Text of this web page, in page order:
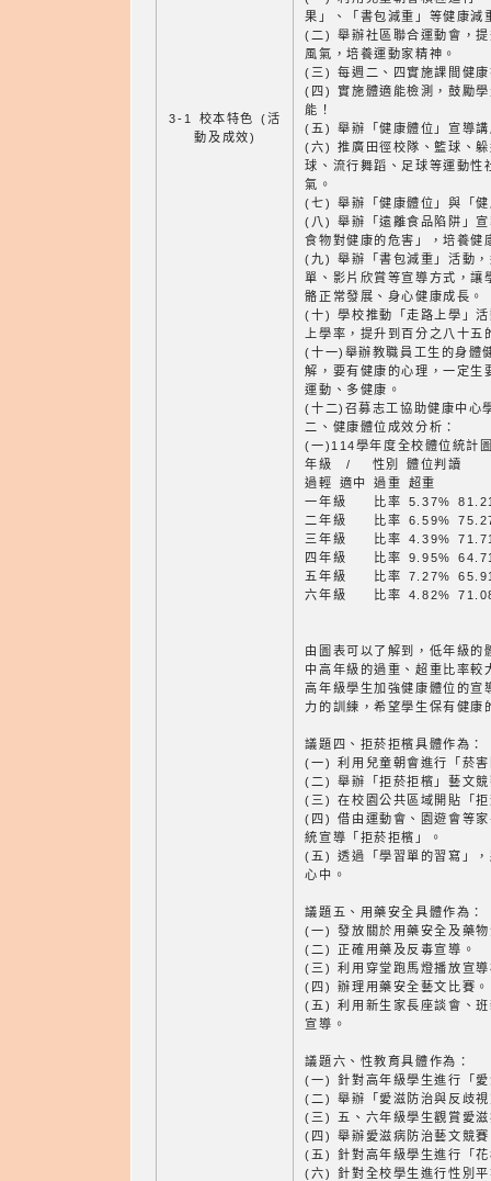
3-1 校本特色 (活
動及成效)
果」、「書包減重」等健康減
(二) 舉辦社區聯合運動會，
風氣，培養運動家精神。
(三) 每週二、四實施課間健
(四) 實施體適能檢測，鼓勵
能！
(五) 舉辦「健康體位」宣導
(六) 推廣田徑校隊、籃球、
球、流行舞蹈、足球等運動性
氣。
(七) 舉辦「健康體位」與「
(八) 舉辦「遠離食品陷阱」
食物對健康的危害」，培養健
(九) 舉辦「書包減重」活動
單、影片欣賞等宣導方式，讓
骼正常發展、身心健康成長。
(十) 學校推動「走路上學」
上學率，提升到百分之八十五
(十一)舉辦教職員工生的身體
解，要有健康的心理，一定生
運動、多健康。
(十二)召募志工協助健康中心
二、健康體位成效分析：
(一)114學年度全校體位統計
年級 / 性別 體位判讀
過輕 適中 過重 超重
一年級 比率 5.37%
二年級 比率 6.59%
三年級 比率 4.39%
四年級 比率 9.95%
五年級 比率 7.27%
六年級 比率 4.82%
由圖表可以了解到，低年級的
中高年級的過重、超重比率較
高年級學生加強健康體位的宣
力的訓練，希望學生保有健康
議題四、拒菸拒檳具體作為：
(一) 利用兒童朝會進行「菸
(二) 舉辦「拒菸拒檳」藝文
(三) 在校園公共區域開貼「
(四) 借由運動會、園遊會等
統宣導「拒菸拒檳」。
(五) 透過「學習單的習寫」
心中。
議題五、用藥安全具體作為：
(一) 發放關於用藥安全及藥
(二) 正確用藥及反毒宣導。
(三) 利用穿堂跑馬燈播放宣
(四) 辦理用藥安全藝文比賽。
(五) 利用新生家長座談會、
宣導。
議題六、性教育具體作為：
(一) 針對高年級學生進行「
(二) 舉辦「愛滋防治與反歧
(三) 五、六年級學生觀賞愛
(四) 舉辦愛滋病防治藝文競
(五) 針對高年級學生進行「
(六) 針對全校學生進行性別